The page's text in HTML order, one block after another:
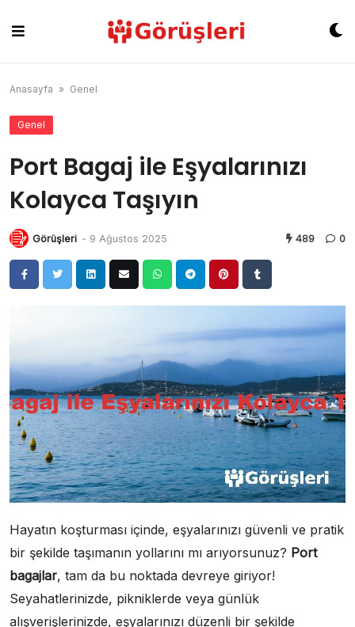
content
Anasayfa » Genel
Genel
Port Bagaj ile Eşyalarınızı
Kolayca Taşıyın
Görüşleri - 9 Ağustos 2025 489 0
Hayatın koşturması içinde, eşyalarınızı güvenli ve pratik
bir şekilde taşımanın yollarını mı arıyorsunuz? Port
bagajlar, tam da bu noktada devreye giriyor!
Seyahatlerinizde, pikniklerde veya günlük
alışverişlerinizde, eşyalarınızı düzenli bir şekilde